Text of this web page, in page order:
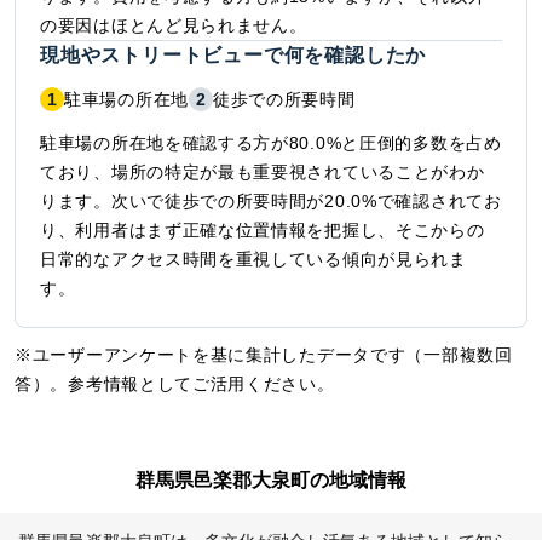
の要因はほとんど見られません。
現地やストリートビューで何を確認したか
1 駐車場の所在地 2 徒歩での所要時間
駐車場の所在地を確認する方が80.0%と圧倒的多数を占め
ており、場所の特定が最も重要視されていることがわか
ります。次いで徒歩での所要時間が20.0%で確認されてお
り、利用者はまず正確な位置情報を把握し、そこからの
日常的なアクセス時間を重視している傾向が見られま
す。
※ユーザーアンケートを基に集計したデータです（一部複数回
答）。参考情報としてご活用ください。
群馬県邑楽郡大泉町の地域情報